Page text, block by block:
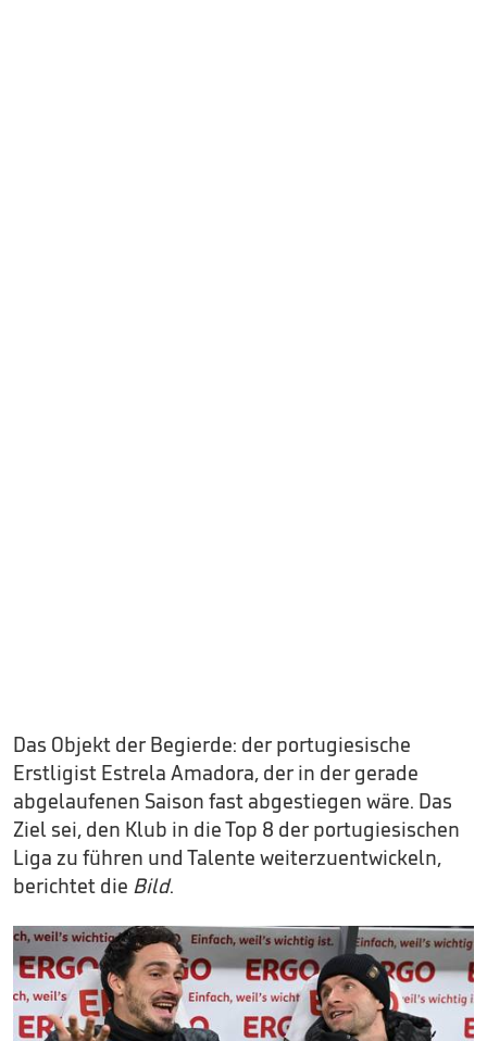
Das Objekt der Begierde: der portugiesische
Erstligist Estrela Amadora, der in der gerade
abgelaufenen Saison fast abgestiegen wäre. Das
Ziel sei, den Klub in die Top 8 der portugiesischen
Liga zu führen und Talente weiterzuentwickeln,
berichtet die Bild.